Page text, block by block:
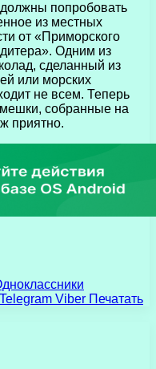
попробовать
из местных
от «Приморского
Одним из
сделанный из
или морских
не всем. Теперь
собранные на
приятно.
Telegram Viber Печатать